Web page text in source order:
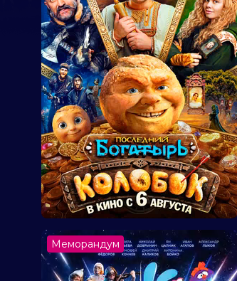
Меморандум